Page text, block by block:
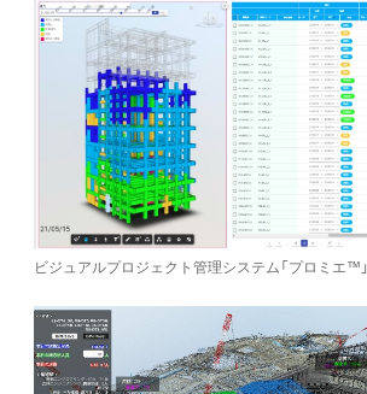
ビジュアルプロジェクト管理システム「プロミエ™」